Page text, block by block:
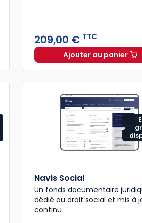
€ HT/mois
209,00 € TTC
Ajouter au panier
Mémento
Navis Social
Un fonds documentaire
dédié au droit social et mis à
continu